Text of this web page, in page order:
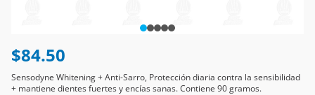
$84.50
Sensodyne Whitening + Anti-Sarro, Protección diaria contra la sensibilidad
+ mantiene dientes fuertes y encías sanas. Contiene 90 gramos.